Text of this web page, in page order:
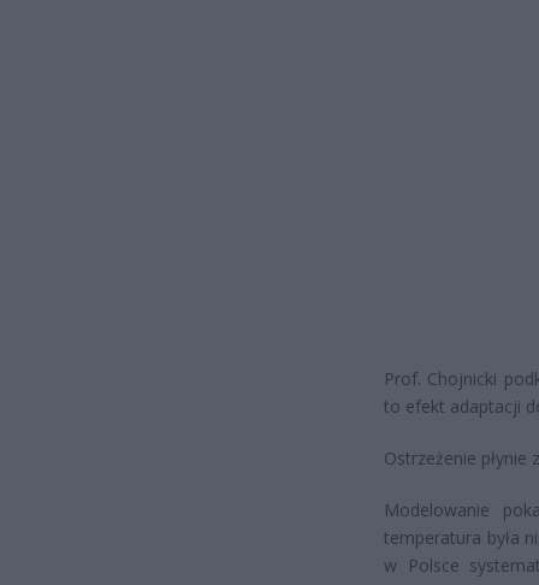
Prof. Chojnicki
to efekt adaptacji
Ostrzeżenie płynie
Modelowanie
temperatura była
w Polsce